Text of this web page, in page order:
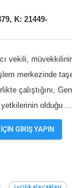
K: 21449-
vekili,
merkezinde
çalıştığını,
olduğu ...
GİRİŞ YAPIN